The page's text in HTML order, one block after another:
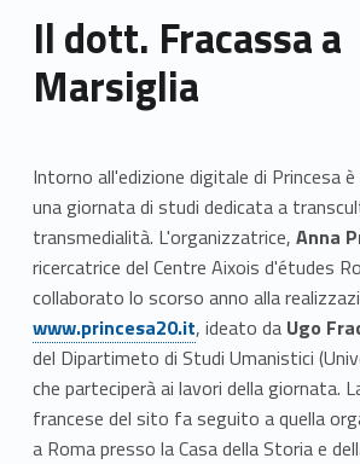
Il dott. Fracassa a
Marsiglia
Intorno all'edizione digitale di Princesa
una giornata di studi dedicata a
transmedialità. L'organizzatrice, Anna
ricercatrice del Centre Aixois d'études
collaborato lo scorso anno alla
www.princesa20.it, ideato da Ugo
del Dipartimeto di Studi Umanistici
che parteciperà ai lavori della giornata.
francese del sito fa seguito a quella
a Roma presso la Casa della Storia e